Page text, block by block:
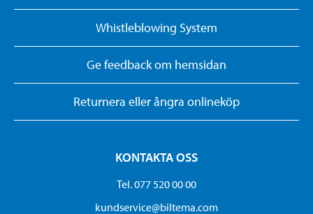
Whistleblowing System
Ge feedback om hemsidan
Returnera eller ångra onlineköp
KONTAKTA OSS
Tel. 077 520 00 00
kundservice@biltema.com